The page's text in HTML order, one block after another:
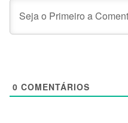
0 COMENTÁRIOS